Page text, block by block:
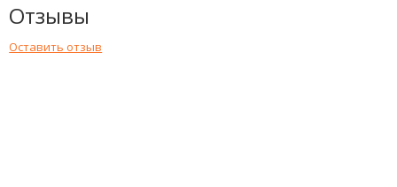
Отзывы
Оставить отзыв